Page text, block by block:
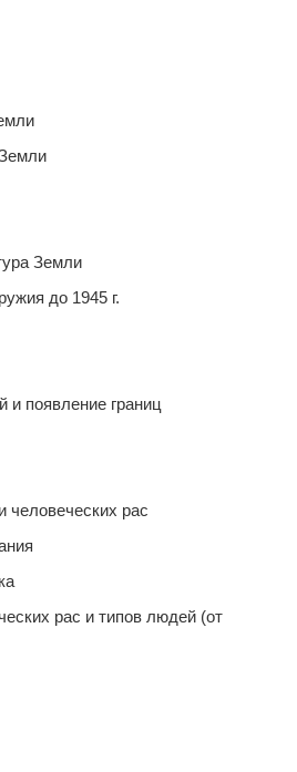
Земли
до 1945 г.
и появление границ
рас
рас и типов людей (от